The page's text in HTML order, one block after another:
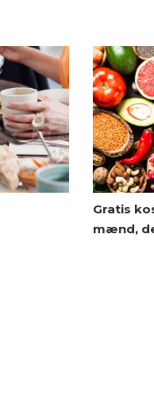
Gratis
mænd,